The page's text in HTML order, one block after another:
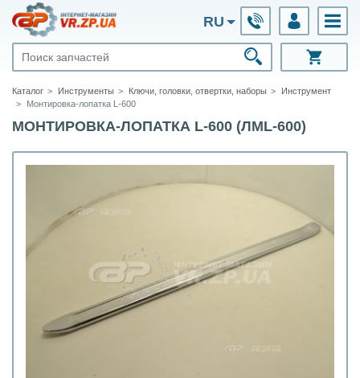
RU
Каталог Инструменты Ключи, головки, отвертки, наборы
Инструмент
Монтировка-лопатка L-600
МОНТИРОВКА-ЛОПАТКА L-600 (ЛМL-600)